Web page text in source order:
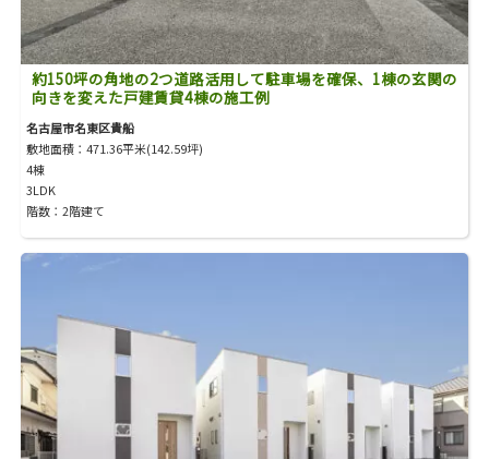
約150坪の角地の2つ道路活用して駐車場を確保、1棟の玄関の
向きを変えた戸建賃貸4棟の施工例
名古屋市名東区貴船
敷地面積：471.36平米(142.59坪)
4棟
3LDK
階数：2階建て